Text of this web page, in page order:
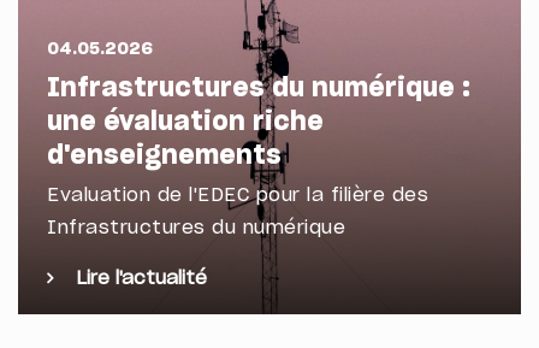
04.05.2026
Infrastructures du numérique :
une évaluation riche
d'enseignements
Evaluation de l'EDEC pour la filière des
Infrastructures du numérique
Lire l'actualité